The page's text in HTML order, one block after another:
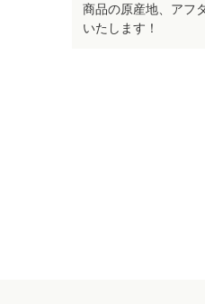
商品の原産地、アフ
いたします！